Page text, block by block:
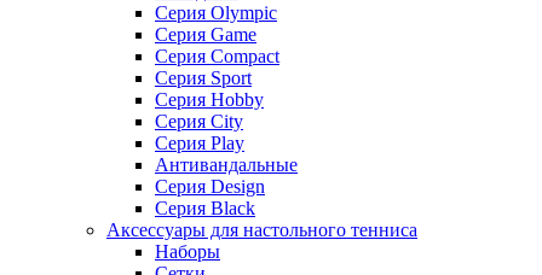
Серия Olympic
Серия Game
Серия Compact
Серия Sport
Серия Hobby
Серия City
Серия Play
Антивандальные
Серия Design
Серия Black
Аксессуары для настольного тенниса
Наборы